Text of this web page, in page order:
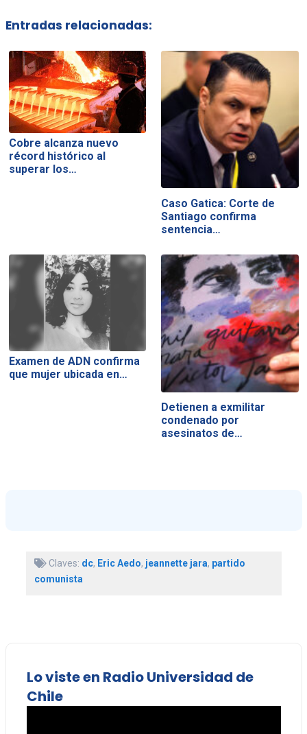
Entradas relacionadas:
Cobre alcanza nuevo
récord histórico al
superar los…
Caso Gatica: Corte de
Santiago confirma
sentencia…
Examen de ADN confirma
que mujer ubicada en…
Detienen a exmilitar
condenado por
asesinatos de…
Claves: dc, Eric Aedo, jeannette jara, partido
comunista
Lo viste en Radio Universidad de
Chile